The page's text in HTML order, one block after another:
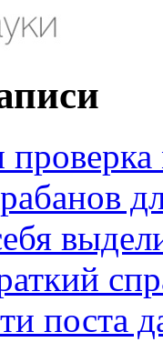
поста